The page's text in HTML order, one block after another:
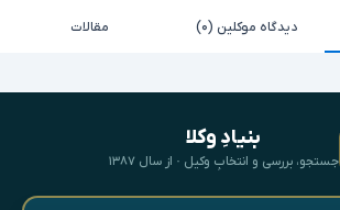
دیدگاه موکلین (۰) مقالات
بنیادِ وکلا
جستجو، بررسی و انتخابِ وکیل · از سال ۱۳۸۷